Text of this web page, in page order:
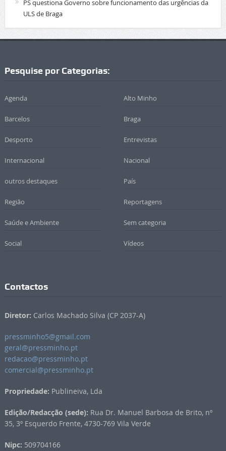
PS questiona Governo sobre funcionamento das urgências da
ULS de Braga
Pesquise por Categorias:
Agenda Alto Minho
Barcelos Braga
Desporto Entrevistas
Internacional Nacional
outros destaques País
Região Reportagens
Saúde e Ambiente Sem categoria
Social Vídeos
Contactos
Diretor: Carlos Machado Silva (CP 2037-A)
pressminho5@gmail.com
geral@pressminho.pt
redacao@pressminho.pt
comercial@pressminho.pt
Propriedade: Publineiva, Lda
Edição/Redacção (sede): Rua Dr. Manuel Barbosa de Brito, nº
35, 3º Esquerdo Frente, 4730-769 Vila Verde
Nipc: 509704166